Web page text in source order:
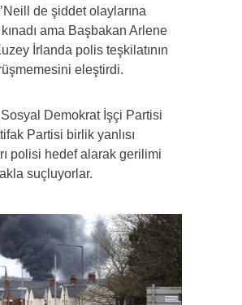
de şiddet olaylarına
kınadı ama Başbakan Arlene
İrlanda polis teşkilatının
eleştirdi.
Demokrat İşçi Partisi
Partisi birlik yanlısı
polisi hedef alarak gerilimi
suçluyorlar.